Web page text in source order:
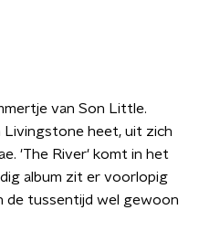
van Son Little.
Livingstone heet, uit zich
'The River' komt in het
album zit er voorlopig
de tussentijd wel gewoon